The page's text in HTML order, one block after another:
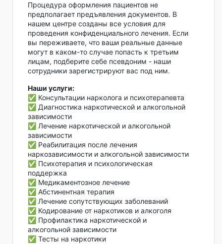
Процедура оформления пациентов не
предполагает предъявления документов. В
нашем центре созданы все условия для
проведения конфиденциального лечения. Если
вы переживаете, что ваши реальные данные
могут в каком-то случае попасть к третьим
лицам, подберите себе псевдоним - наши
сотрудники зарегистрируют вас под ним.
Наши услуги:
✅ Консультации нарколога и психотерапевта
✅ Диагностика наркотической и алкогольной
зависимости
✅ Лечение наркотической и алкогольной
зависимости
✅ Реабилитация после лечения
наркозависимости и алкогольной зависимости
✅ Психотерапия и психологическая
поддержка
✅ Медикаментозное лечение
✅ Абстинентная терапия
✅ Лечение сопутствующих заболеваний
✅ Кодирование от наркотиков и алкоголя
✅ Профилактика наркотической и
алкогольной зависимости
✅ Тесты на наркотики